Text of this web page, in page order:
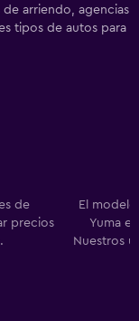
arriendo, agencias
tipos de autos para
de
precios
El
Yuma
Nuestros